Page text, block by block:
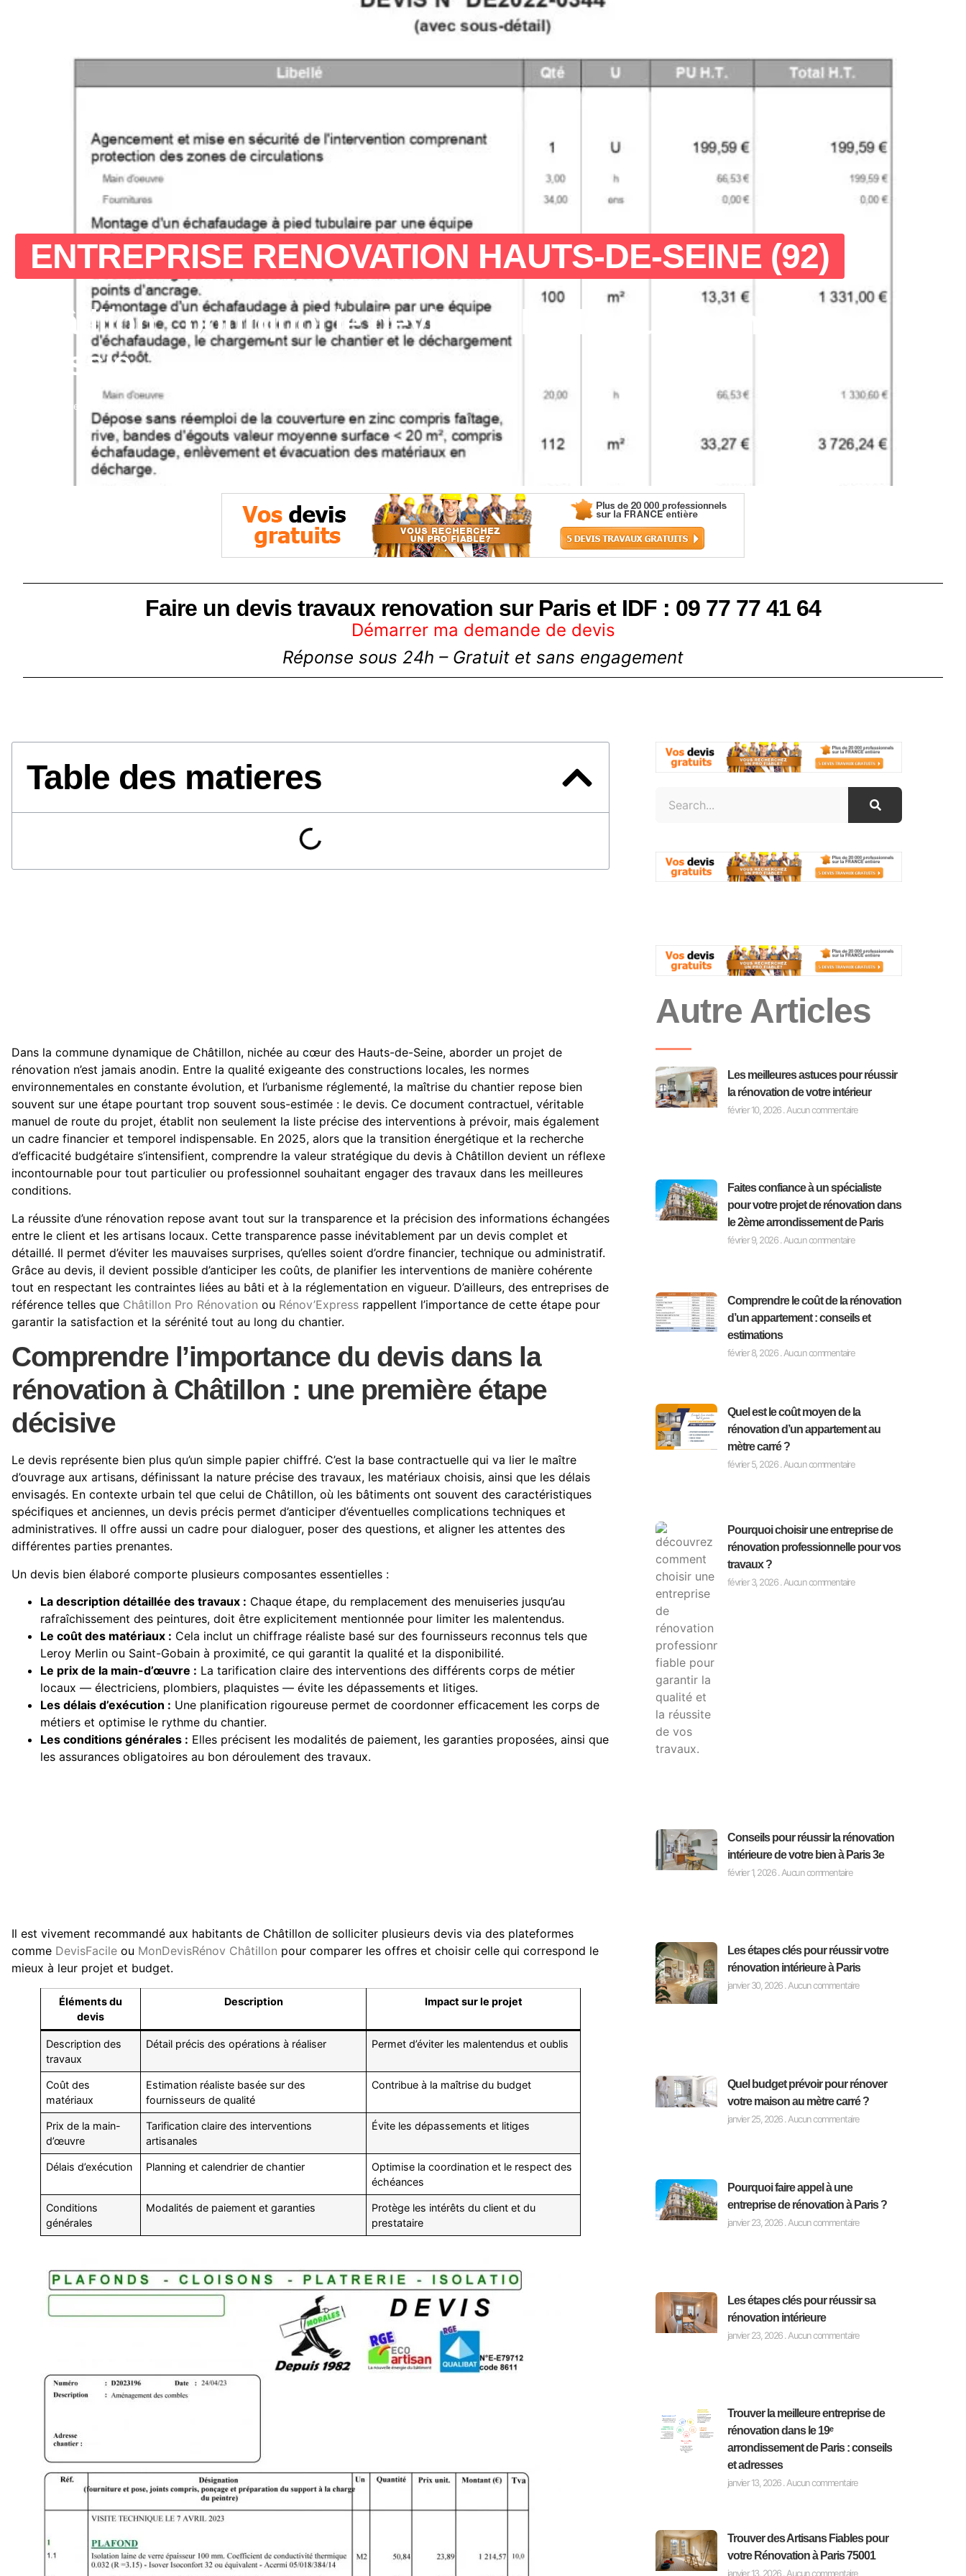
ENTREPRISE RENOVATION HAUTS-DE-SEINE (92)
Châtillon : pourquoi le devis est la clé d’une rénovation
réussie
novembre 6, 2025
Faire un devis travaux renovation sur Paris et IDF : 09 77 77 41 64
Démarrer ma demande de devis
Réponse sous 24h – Gratuit et sans engagement
Table des matieres
Dans la commune dynamique de Châtillon, nichée au cœur des Hauts-de-Seine, aborder un projet de
rénovation n’est jamais anodin. Entre la qualité exigeante des constructions locales, les normes
environnementales en constante évolution, et l’urbanisme réglementé, la maîtrise du chantier repose bien
souvent sur une étape pourtant trop souvent sous-estimée : le devis. Ce document contractuel, véritable
manuel de route du projet, établit non seulement la liste précise des interventions à prévoir, mais également
un cadre financier et temporel indispensable. En 2025, alors que la transition énergétique et la recherche
d’efficacité budgétaire s’intensifient, comprendre la valeur stratégique du devis à Châtillon devient un réflexe
incontournable pour tout particulier ou professionnel souhaitant engager des travaux dans les meilleures
conditions.
La réussite d’une rénovation repose avant tout sur la transparence et la précision des informations échangées
entre le client et les artisans locaux. Cette transparence passe inévitablement par un devis complet et
détaillé. Il permet d’éviter les mauvaises surprises, qu’elles soient d’ordre financier, technique ou administratif.
Grâce au devis, il devient possible d’anticiper les coûts, de planifier les interventions de manière cohérente
tout en respectant les contraintes liées au bâti et à la réglementation en vigueur. D’ailleurs, des entreprises de
référence telles que Châtillon Pro Rénovation ou Rénov’Express rappellent l’importance de cette étape pour
garantir la satisfaction et la sérénité tout au long du chantier.
Comprendre l’importance du devis dans la
rénovation à Châtillon : une première étape
décisive
Le devis représente bien plus qu’un simple papier chiffré. C’est la base contractuelle qui va lier le maître
d’ouvrage aux artisans, définissant la nature précise des travaux, les matériaux choisis, ainsi que les délais
envisagés. En contexte urbain tel que celui de Châtillon, où les bâtiments ont souvent des caractéristiques
spécifiques et anciennes, un devis précis permet d’anticiper d’éventuelles complications techniques et
administratives. Il offre aussi un cadre pour dialoguer, poser des questions, et aligner les attentes des
différentes parties prenantes.
Un devis bien élaboré comporte plusieurs composantes essentielles :
La description détaillée des travaux : Chaque étape, du remplacement des menuiseries jusqu’au
rafraîchissement des peintures, doit être explicitement mentionnée pour limiter les malentendus.
Le coût des matériaux : Cela inclut un chiffrage réaliste basé sur des fournisseurs reconnus tels que
Leroy Merlin ou Saint-Gobain à proximité, ce qui garantit la qualité et la disponibilité.
Le prix de la main-d’œuvre : La tarification claire des interventions des différents corps de métier
locaux — électriciens, plombiers, plaquistes — évite les dépassements et litiges.
Les délais d’exécution : Une planification rigoureuse permet de coordonner efficacement les corps de
métiers et optimise le rythme du chantier.
Les conditions générales : Elles précisent les modalités de paiement, les garanties proposées, ainsi que
les assurances obligatoires au bon déroulement des travaux.
Il est vivement recommandé aux habitants de Châtillon de solliciter plusieurs devis via des plateformes
comme DevisFacile ou MonDevisRénov Châtillon pour comparer les offres et choisir celle qui correspond le
mieux à leur projet et budget.
Éléments du
devis
Description Impact sur le projet
Description des
travaux
Détail précis des opérations à réaliser Permet d’éviter les malentendus et oublis
Coût des
matériaux
Estimation réaliste basée sur des
fournisseurs de qualité
Contribue à la maîtrise du budget
Prix de la main-
d’œuvre
Tarification claire des interventions
artisanales
Évite les dépassements et litiges
Délais d’exécution Planning et calendrier de chantier
Optimise la coordination et le respect des
échéances
Conditions
générales
Modalités de paiement et garanties
Protège les intérêts du client et du
prestataire
Autre Articles
Les meilleures astuces pour réussir
la rénovation de votre intérieur
février 10, 2026 Aucun commentaire
Faites confiance à un spécialiste
pour votre projet de rénovation dans
le 2ème arrondissement de Paris
février 9, 2026 Aucun commentaire
Comprendre le coût de la rénovation
d’un appartement : conseils et
estimations
février 8, 2026 Aucun commentaire
Quel est le coût moyen de la
rénovation d’un appartement au
mètre carré ?
février 5, 2026 Aucun commentaire
Pourquoi choisir une entreprise de
rénovation professionnelle pour vos
travaux ?
février 3, 2026 Aucun commentaire
Conseils pour réussir la rénovation
intérieure de votre bien à Paris 3e
février 1, 2026 Aucun commentaire
Les étapes clés pour réussir votre
rénovation intérieure à Paris
janvier 30, 2026 Aucun commentaire
Quel budget prévoir pour rénover
votre maison au mètre carré ?
janvier 25, 2026 Aucun commentaire
Pourquoi faire appel à une
entreprise de rénovation à Paris ?
janvier 23, 2026 Aucun commentaire
Les étapes clés pour réussir sa
rénovation intérieure
janvier 23, 2026 Aucun commentaire
Trouver la meilleure entreprise de
rénovation dans le 19ᵉ
arrondissement de Paris : conseils
et adresses
janvier 13, 2026 Aucun commentaire
Trouver des Artisans Fiables pour
votre Rénovation à Paris 75001
janvier 13, 2026 Aucun commentaire